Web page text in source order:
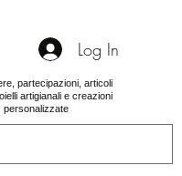
Log In
partecipazioni, articoli
artigianali e creazioni
personalizzate